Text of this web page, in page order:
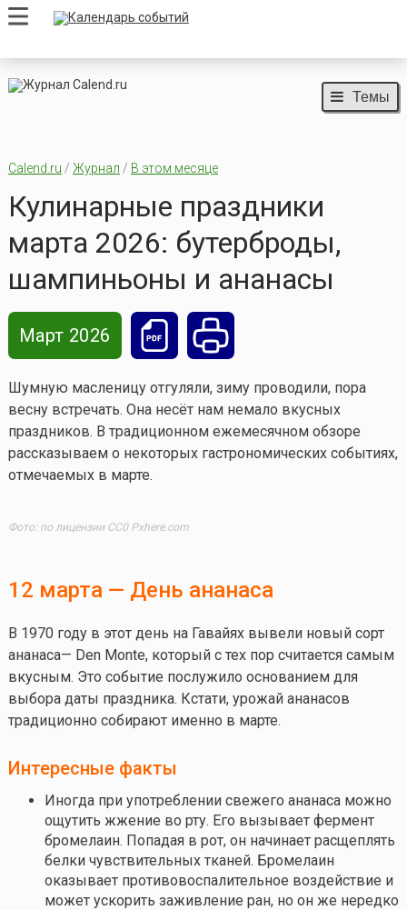
Темы
Calend.ru / Журнал / В этом месяце
Кулинарные праздники
марта 2026: бутерброды,
шампиньоны и ананасы
Март 2026
Шумную масленицу отгуляли, зиму проводили, пора
весну встречать. Она несёт нам немало вкусных
праздников. В традиционном ежемесячном обзоре
рассказываем о некоторых гастрономических событиях,
отмечаемых в марте.
Фото: по лицензии CC0 Pxhere.com
12 марта — День ананаса
В 1970 году в этот день на Гавайях вывели новый сорт
ананаса— Den Monte, который с тех пор считается самым
вкусным. Это событие послужило основанием для
выбора даты праздника. Кстати, урожай ананасов
традиционно собирают именно в марте.
Интересные факты
Иногда при употреблении свежего ананаса можно
ощутить жжение во рту. Его вызывает фермент
бромелаин. Попадая в рот, он начинает расщеплять
белки чувствительных тканей. Бромелаин
оказывает противовоспалительное воздействие и
может ускорить заживление ран, но он же нередко